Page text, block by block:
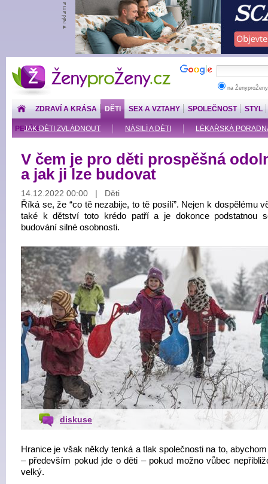
ŽenyproŽeny.cz
na
ZDRAVÍ A KRÁSA DĚTI
JAK DĚTI ZVLÁDNOUT NÁSILÍ A DĚTI LÉKAŘSKÁ
SEX A VZTAHY SPOLEČNOST STYL
PENÍZE
V čem je pro děti prospěšná
a jak ji lze budovat
14.12.2022 00:00 | Děti
Říká se, že “co tě nezabije, to tě posílí”. Nejen k dospělému
také k dětství toto krédo patří a je dokonce podstatnou
budování silné osobnosti.
diskuse
Hranice je však někdy tenká a tlak společnosti na to,
– především pokud jde o děti – pokud možno vůbec
velký.